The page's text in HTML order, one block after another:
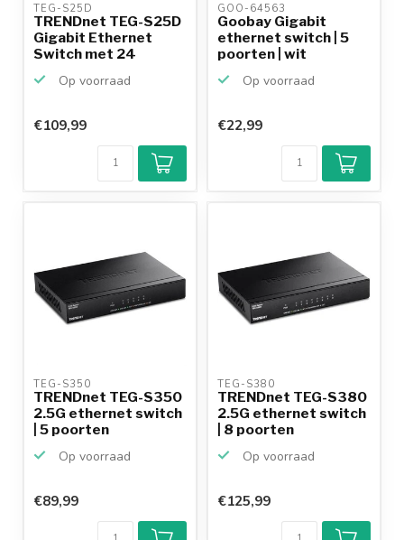
TEG-S25D
TRENDnet TEG-S25D
Gigabit Ethernet
Switch met 24
Op voorraad
€109,99
GOO-64563
Goobay Gigabit
ethernet switch | 5
poorten | wit
Op voorraad
€22,99
TEG-S350
TRENDnet TEG-S350
2.5G ethernet switch
| 5 poorten
Op voorraad
€89,99
TEG-S380
TRENDnet TEG-S380
2.5G ethernet switch
| 8 poorten
Op voorraad
€125,99